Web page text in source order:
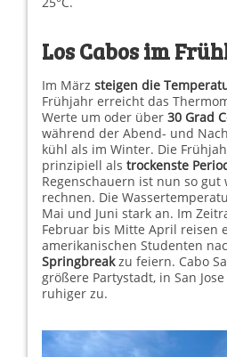
Los Cabos im
Im Märzsteigen die
Frühjahr erreicht das
Werte um oder über30 Grad
während der Abend- und
kühl als im Winter. Die
prinzipiell alstrockenste
Regenschauern ist nun so
rechnen. Die
Mai und Juni stark an. Im
Februar bis Mitte April reisen
amerikanischen Studenten
Springbreakzu feiern. Cabo
größere Partystadt, in San
ruhiger zu.